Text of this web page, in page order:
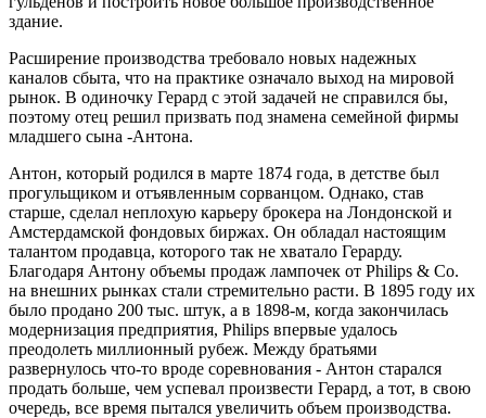
здание.
Расширение производства требовало новых надежных
каналов сбыта, что на практике означало выход на мировой
рынок. В одиночку Герард с этой задачей не справился бы,
поэтому отец решил призвать под знамена семейной фирмы
младшего сына -Антона.
Антон, который родился в марте 1874 года, в детстве был
прогульщиком и отъявленным сорванцом. Однако, став
старше, сделал неплохую карьеру брокера на Лондонской и
Амстердамской фондовых биржах. Он обладал настоящим
талантом продавца, которого так не хватало Герарду.
Благодаря Антону объемы продаж лампочек от Philips & Co.
на внешних рынках стали стремительно расти. В 1895 году их
было продано 200 тыс. штук, а в 1898-м, когда закончилась
модернизация предприятия, Philips впервые удалось
преодолеть миллионный рубеж. Между братьями
развернулось что-то вроде соревнования - Антон старался
продать больше, чем успевал произвести Герард, а тот, в свою
очередь, все время пытался увеличить объем производства.